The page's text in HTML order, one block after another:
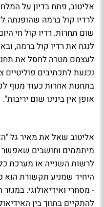
אליטוב, פתח בדיון על
לרדיו קול ברמה שהופנתה
שום תחרות. רדיו קול חי
לנגח את רדיו קול ברמה,
לעצמם מטרה לחסל את
נכנעת לתכתיבים
בתחנות אחרות כעוד מנוף
אופן אין בינינו שום יריבות".
אליטוב שאל את מאיר גל
מיתממים וחושבים
לרשות השנייה או מערכת
- מסחרי ואידיאולוגי.
להתקיים בתווך בין